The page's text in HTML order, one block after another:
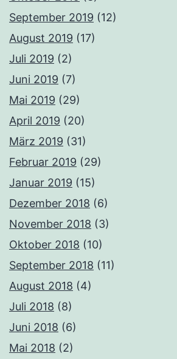
September 2019 (12)
August 2019 (17)
Juli 2019 (2)
Juni 2019 (7)
Mai 2019 (29)
April 2019 (20)
März 2019 (31)
Februar 2019 (29)
Januar 2019 (15)
Dezember 2018 (6)
November 2018 (3)
Oktober 2018 (10)
September 2018 (11)
August 2018 (4)
Juli 2018 (8)
Juni 2018 (6)
Mai 2018 (2)